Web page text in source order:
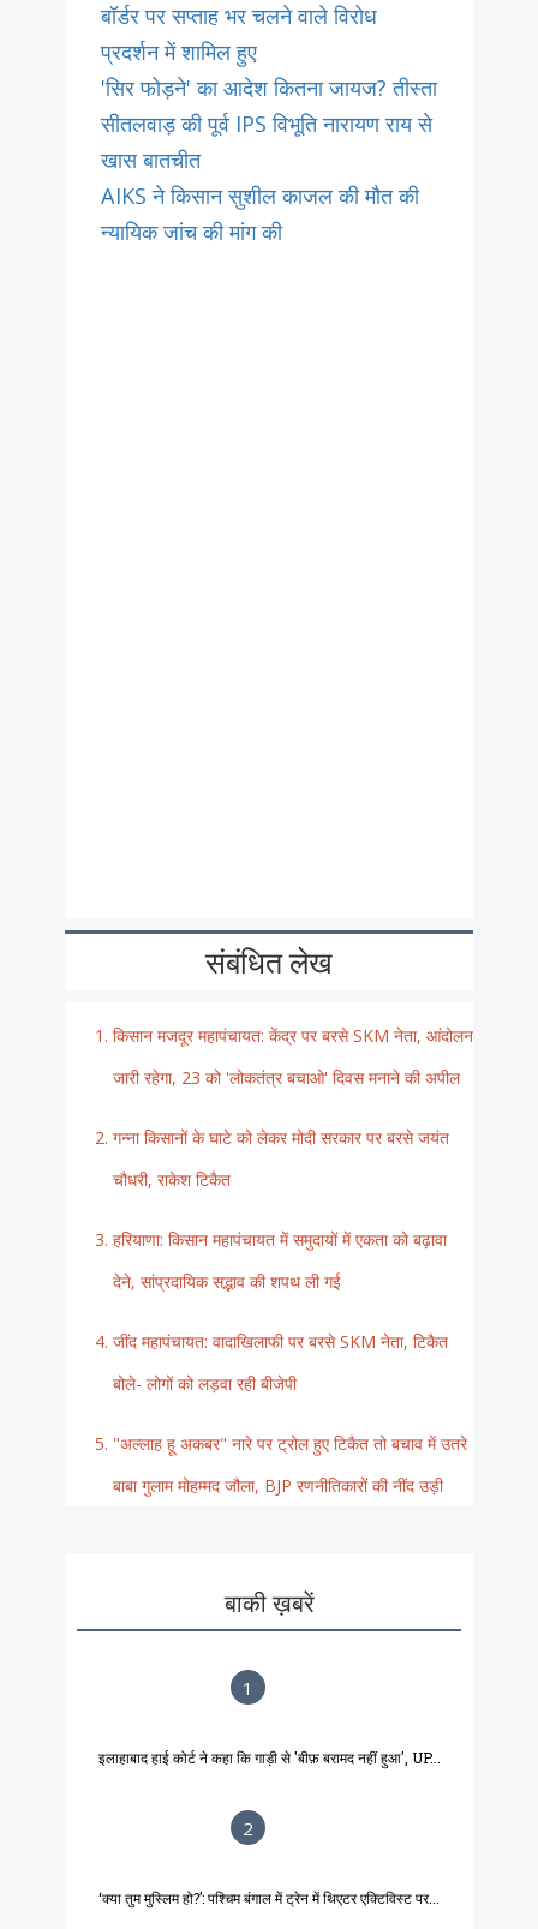
बॉर्डर पर सप्ताह भर चलने वाले विरोध
प्रदर्शन में शामिल हुए
'सिर फोड़ने' का आदेश कितना जायज? तीस्ता
सीतलवाड़ की पूर्व IPS विभूति नारायण राय से
खास बातचीत
AIKS ने किसान सुशील काजल की मौत की
न्यायिक जांच की मांग की
संबंधित लेख
किसान मजदूर महापंचायत: केंद्र पर बरसे SKM नेता, आंदोलन
जारी रहेगा, 23 को 'लोकतंत्र बचाओ' दिवस मनाने की अपील
गन्ना किसानों के घाटे को लेकर मोदी सरकार पर बरसे जयंत
चौधरी, राकेश टिकैत
हरियाणा: किसान महापंचायत में समुदायों में एकता को बढ़ावा
देने, सांप्रदायिक सद्भाव की शपथ ली गई
जींद महापंचायत: वादाखिलाफी पर बरसे SKM नेता, टिकैत
बोले- लोगों को लड़वा रही बीजेपी
"अल्लाह हू अकबर" नारे पर ट्रोल हुए टिकैत तो बचाव में उतरे
बाबा गुलाम मोहम्मद जौला, BJP रणनीतिकारों की नींद उड़ी
बाकी ख़बरें
1
इलाहाबाद हाई कोर्ट ने कहा कि गाड़ी से 'बीफ़ बरामद नहीं हुआ', UP...
2
‘क्या तुम मुस्लिम हो?’: पश्चिम बंगाल में ट्रेन में थिएटर एक्टिविस्ट पर...